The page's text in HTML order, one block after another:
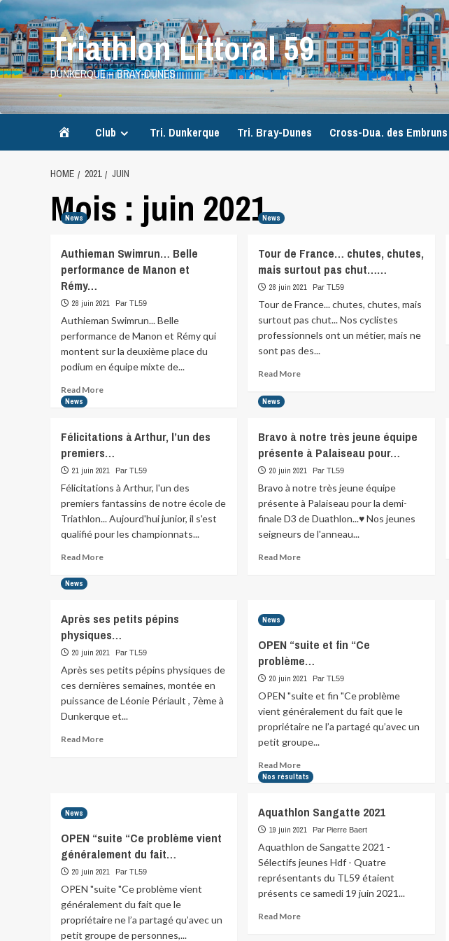
Skip
to
content
Triathlon Littoral 59
DUNKERQUE – BRAY-DUNES
Accueil
Club Tri. Dunkerque Tri. Bray-Dunes Cross-Dua. des Embruns
HOME 2021 JUIN
Mois : juin 2021
News
Authieman Swimrun… Belle
performance de Manon et
Rémy…
28 juin 2021 Par TL59
Authieman Swimrun... Belle
performance de Manon et Rémy qui
montent sur la deuxième place du
podium en équipe mixte de...
Read MoreRead
Swimrun…
Belle
performance
Manon
et
Rémy…
News
Tour de France… chutes, chutes,
mais surtout pas chut……
28 juin 2021 Par TL59
Tour de France... chutes, chutes, mais
surtout pas chut... Nos cyclistes
professionnels ont un métier, mais ne
sont pas des...
Read MoreRead
France…
chutes,
surtout
pas
chut……
News
Félicitations à Arthur, l’un des
premiers…
21 juin 2021 Par TL59
Félicitations à Arthur, l'un des
premiers fantassins de notre école de
Triathlon... Aujourd'hui junior, il s'est
qualifié pour les championnats...
Read MoreRead
Arthur,
l’un
des
News
Bravo à notre très jeune équipe
présente à Palaiseau pour…
20 juin 2021 Par TL59
Bravo à notre très jeune équipe
présente à Palaiseau pour la demi-
finale D3 de Duathlon...♥️ Nos jeunes
seigneurs de l'anneau...
Read MoreRead
jeune
équipe
présente
Palaiseau
pour…
News
Après ses petits pépins
physiques…
20 juin 2021 Par TL59
Après ses petits pépins physiques de
ces dernières semaines, montée en
puissance de Léonie Périault , 7ème à
Dunkerque et...
Read MoreRead
News
OPEN “suite et fin “Ce
problème…
20 juin 2021 Par TL59
OPEN "suite et fin "Ce problème
vient généralement du fait que le
propriétaire ne l’a partagé qu’avec un
petit groupe...
Read MoreRead
more
“suite
et
problème…
News
OPEN “suite “Ce problème vient
généralement du fait…
20 juin 2021 Par TL59
OPEN "suite "Ce problème vient
généralement du fait que le
propriétaire ne l’a partagé qu’avec un
petit groupe de personnes,...
Nos résultats
Aquathlon Sangatte 2021
19 juin 2021 Par Pierre Baert
Aquathlon de Sangatte 2021 -
Sélectifs jeunes Hdf - Quatre
représentants du TL59 étaient
présents ce samedi 19 juin 2021...
Read MoreRead